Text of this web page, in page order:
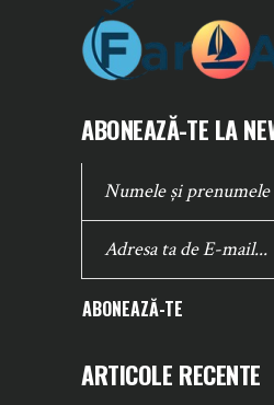
ABONEAZĂ-TE LA
ABONEAZĂ-TE
ARTICOLE RECENTE